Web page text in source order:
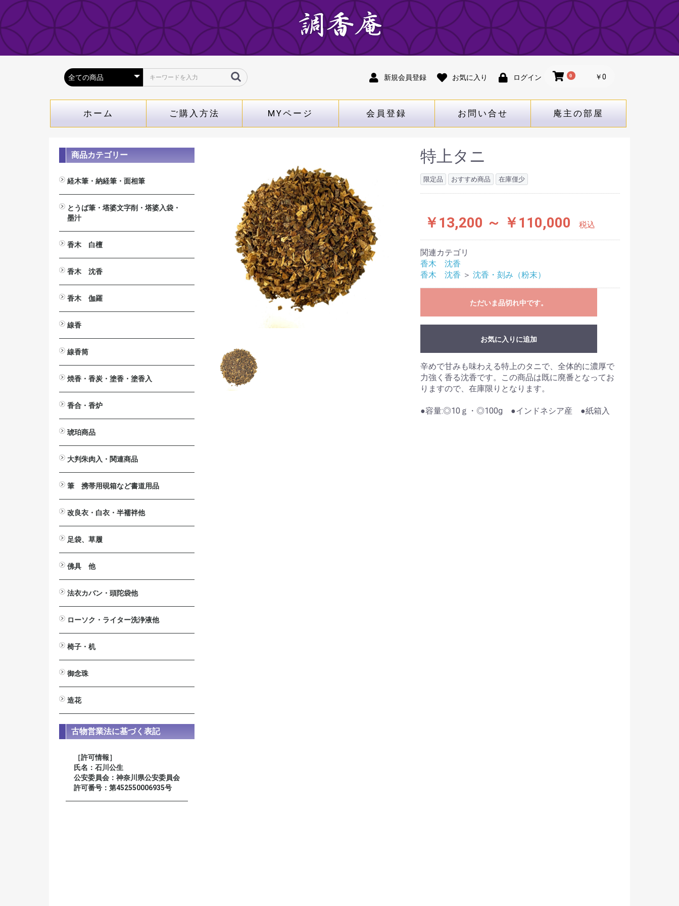
新規会員登録 お気に入り ログイン 0 ￥0
ホーム ご購入方法 MYページ 会員登録 お問い合せ 庵主の部屋
商品カテゴリー
経木筆・納経筆・面相筆
経木筆（木札専用筆）
納経筆(納経帳専用）
面相筆
とうば筆・塔婆文字削・塔婆入袋・
墨汁
とうば筆
塔婆文字削り
塔婆入れ袋
塔婆・経木・木面専用墨液
香木 白檀
白檀・刻み
白檀・切葉
白檀・角割（分割）
白檀・塗香入
白檀・香合
白檀・腕輪（念珠）
白檀木・彫刻
入浴剤 カッコウ・白檀
白檀の香りの消毒液
香木 沈香
沈香・刻み（粉末）
沈香・爪 割 笹
沈香・原木
沈香・香合
沈香・香炉
沈香・ストラップ
沈香・腕輪
沈香・芴
沈香・彫刻
香木 伽羅
伽羅・刻み
伽羅・小割/細割
伽羅・角割（分割）
伽羅・原木
伽羅・ストラップ
線香
短寸（中寸）白檀・沈香
伽羅（伽羅調）・短寸（中寸）
長寸 白檀・沈香
伽羅（伽羅調）・長寸
大薫 白檀・沈香
伽羅（伽羅調）・大薫
ミニ寸・渦巻・防虫香 渦巻用香炉
線香筒
黒檀
紫檀
欅（けやき）
桜
焼香・香炭・塗香・塗香入
焼香
鳳命沈香
香炭
灰ならし・灰ふるい
燃香
常香盤用抜型
塗香
塗香入
香合・香炉
香合
香炉
琥珀商品
大判朱肉入・関連商品
大判朱肉入
詰替用朱肉
印じょく台
堆朱印盒
補充用液
筆 携帯用硯箱など書道用品
携帯用硯箱
小筆
中筆
太筆
墨池
筆掛け
筆立
硯
墨汁
改良衣・白衣・半襦袢他
改良衣
作務衣・掲載一時停止中
白衣・掲載一時停止中
半襦袢・掲載一時停止中
マジック帯
羽織・半纏・販売終了
下着
防寒カバー・販売終了
法衣箪笥・販売終了
足袋、草履
足袋
草履
佛具 他
法要台
戒名用紙入
印金
見台>自在見台
六角畳台
笏
絡子環
傘
ペーパーハンガー
ワイヤレスアンプ関連商品
拡声器>ハンズフリー拡声器
仏具洗浄液
案内板・パンフレッドスタンド
法衣カバン・頭陀袋他
法衣カバン
頭陀袋（袋物）
ローソク・ライター洗浄液他
洋ローソク>日之出富士
ローカット
ローがとれます
ライター
芯切り鋏
洗浄液
椅子・机
御詠歌テーブルⅡ
御詠歌用スツール
木製椅子
スチール椅子
アルミ椅子
座椅子
法事・接客机
御念珠
男性用
女性用
星月菩提樹
装束念珠 尺八寸
造花
びしゃく
しきみ
高野槇
新ヒバ
若松
シルク常花 蓮
ミニ常花 蓮
仏花
榊
古物営業法に基づく表記
［許可情報］
氏名：石川公生
公安委員会：神奈川県公安委員会
許可番号：第452550006935号
特上タニ
限定品 おすすめ商品 在庫僅少
￥13,200 ～ ￥110,000 税込
関連カテゴリ
香木 沈香
香木 沈香 ＞ 沈香・刻み（粉末）
ただいま品切れ中です。
お気に入りに追加
辛めで甘みも味わえる特上のタニで、全体的に濃厚で
力強く香る沈香です。この商品は既に廃番となってお
りますので、在庫限りとなります。
●容量:◎10ｇ・◎100g ●インドネシア産 ●紙箱入